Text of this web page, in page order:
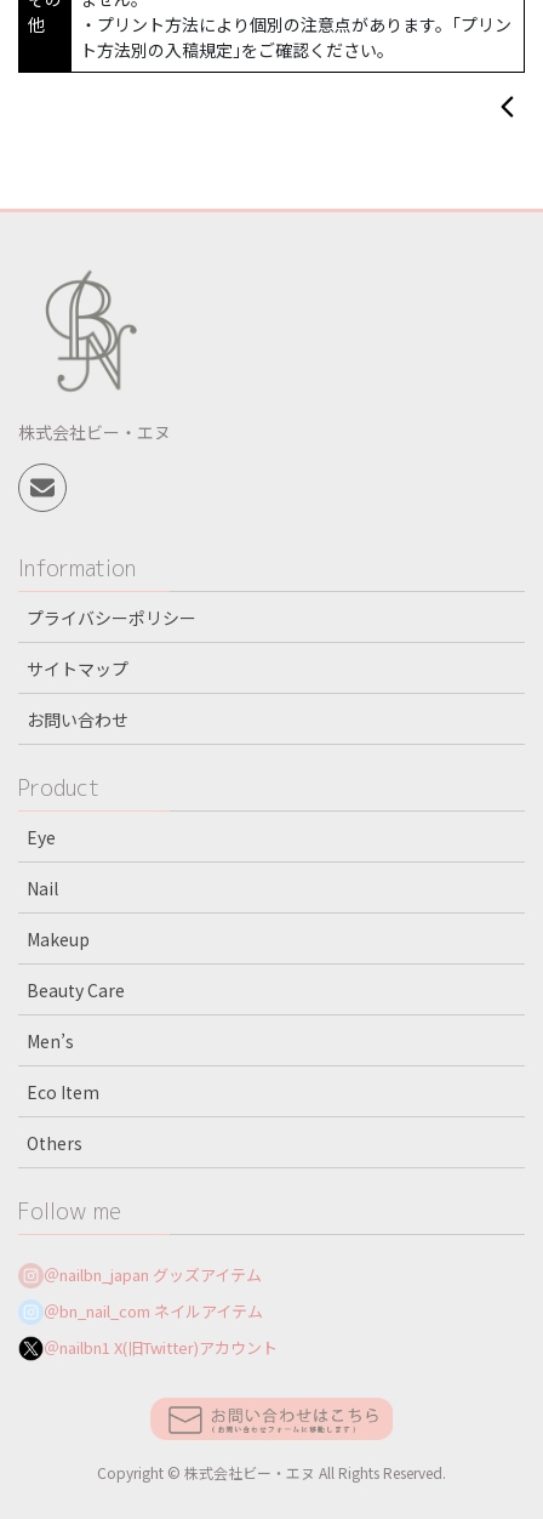
他
・プリント方法により個別の注意点があります。｢プリン
ト方法別の入稿規定｣をご確認ください。
株式会社ビー・エヌ
Information
プライバシーポリシー
サイトマップ
お問い合わせ
Product
Eye
Nail
Makeup
Beauty Care
Men’s
Eco Item
Others
Follow me
＠nailbn_japan グッズアイテム
＠bn_nail_com ネイルアイテム
＠nailbn1 X(旧Twitter)アカウント
Copyright © 株式会社ビー・エヌ All Rights Reserved.